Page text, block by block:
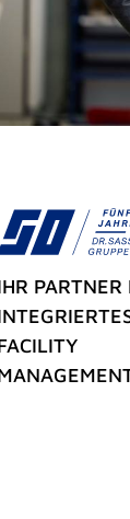
PARTNER